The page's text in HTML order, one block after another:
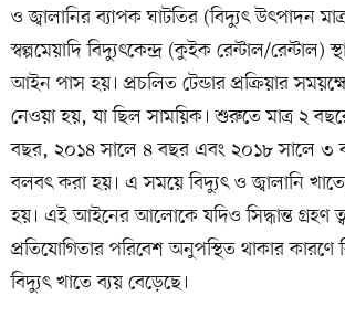
ও জ্বালানির ব্যাপক ঘাটতির (বিদ্যুৎ উৎপাদন
স্বল্পমেয়াদি বিদ্যুৎকেন্দ্র (কুইক রেন্টাল/
আইন পাস হয়। প্রচলিত টেন্ডার প্রক্রিয়ার
নেওয়া হয়, যা ছিল সাময়িক। শুরুতে মাত্র ২
বছর, ২০১৪ সালে ৪ বছর এবং ২০১৮ সালে ৩
বলবৎ করা হয়। এ সময়ে বিদ্যুৎ ও জ্বালানি
হয়। এই আইনের আলোকে যদিও সিদ্ধান্ত গ্রহণ
প্রতিযোগিতার পরিবেশ অনুপস্থিত থাকার কারণে
বিদ্যুৎ খাতে ব্যয় বেড়েছে।